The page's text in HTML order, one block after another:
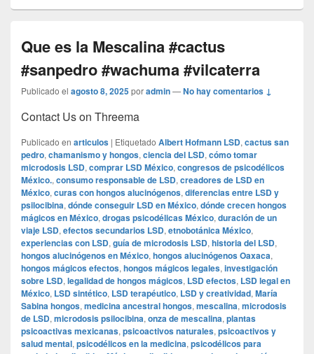
Que es la Mescalina #cactus
#sanpedro #wachuma #vilcaterra
Publicado el agosto 8, 2025poradmin—No hay comentarios ↓
Contact Us on Threema
Publicado en articulos | Etiquetado Albert Hofmann LSD, cactus san
pedro, chamanismo y hongos, ciencia del LSD, cómo tomar
microdosis LSD, comprar LSD México, congresos de psicodélicos
México., consumo responsable de LSD, creadores de LSD en
México, curas con hongos alucinógenos, diferencias entre LSD y
psilocibina, dónde conseguir LSD en México, dónde crecen hongos
mágicos en México, drogas psicodélicas México, duración de un
viaje LSD, efectos secundarios LSD, etnobotánica México,
experiencias con LSD, guía de microdosis LSD, historia del LSD,
hongos alucinógenos en México, hongos alucinógenos Oaxaca,
hongos mágicos efectos, hongos mágicos legales, investigación
sobre LSD, legalidad de hongos mágicos, LSD efectos, LSD legal en
México, LSD sintético, LSD terapéutico, LSD y creatividad, María
Sabina hongos, medicina ancestral hongos, mescalina, microdosis
de LSD, microdosis psilocibina, onza de mescalina, plantas
psicoactivas mexicanas, psicoactivos naturales, psicoactivos y
salud mental, psicodélicos en la medicina, psicodélicos para